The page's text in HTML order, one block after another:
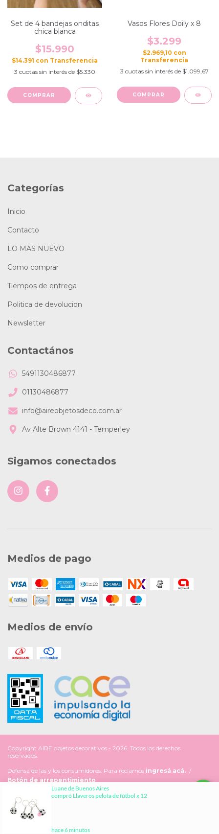
Al navegar por este sitio
agilizar tu experiencia de compra.
Set de 4 bandejas onditas
chica blanca
$15.990
$14.391 con
3 cuotas sin interés de $5.330
Vasos Flores Doily x 8
$3.299
$2.969,10 con
3 cuotas sin interés de $1.099,67
Categorías
Inicio
Contacto
LO MAS NUEVO
Como comprar
Tiempos de entrega
Politica de devolucion
Newsletter
Contactános
5491130486877
01130486877
info@aireobjetosdeco.com.ar
Av Alte Brown 4141 - Temperley
Sigamos conectados
Medios de pago
Medios de envío
Copyright AIRE objetos decorativos - 2026. Todos los derechos
reservados.
Defensa de las y los consumidores. Para reclamos ingresá acá. /
Botón de arrepentimiento